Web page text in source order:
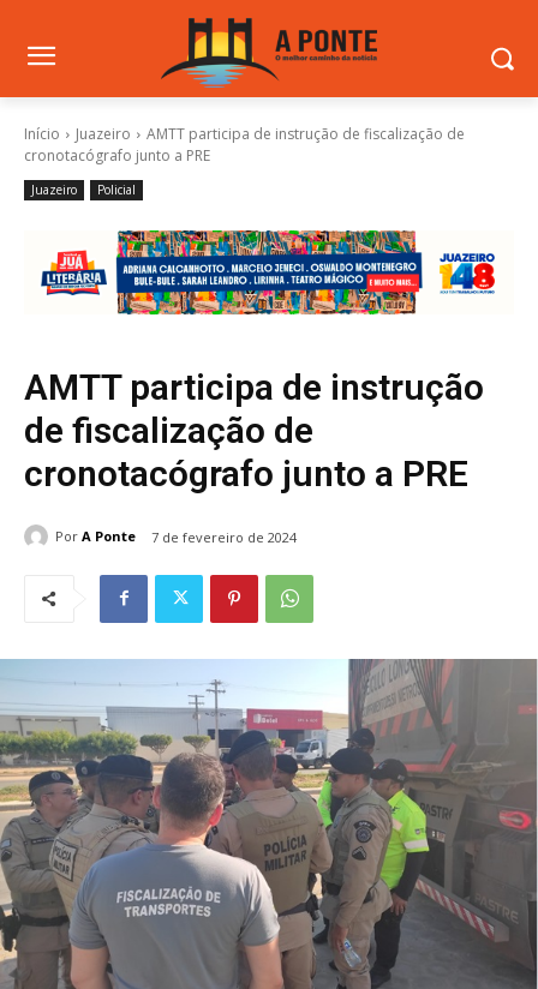
Início Juazeiro
AMTT participa de instrução de fiscalização de
cronotacógrafo junto a PRE
Juazeiro Policial
AMTT participa de instrução
de fiscalização de
cronotacógrafo junto a PRE
Por A Ponte 7 de fevereiro de 2024